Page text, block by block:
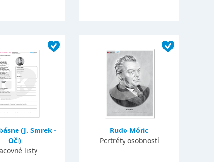
(J. Smrek -
Oči)
listy
Rudo Móric
Portréty osobností